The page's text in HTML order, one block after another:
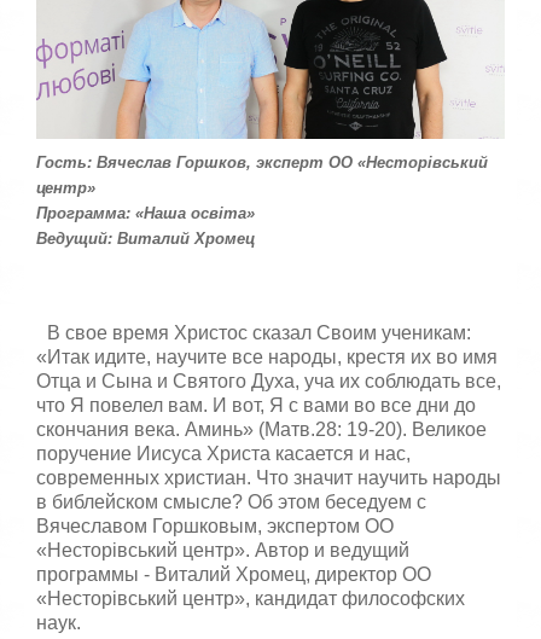
5
/
т
а
о
е
н
и
т
е
Гость: Вячеслав Горшков, эксперт ОО «Несторівський
центр»
Программа: «Наша освіта»
Ведущий: Виталий Хромец
В свое время Христос сказал Своим ученикам:
«Итак идите, научите все народы, крестя их во имя
Отца и Сына и Святого Духа, уча их соблюдать все,
что Я повелел вам. И вот, Я с вами во все дни до
скончания века. Аминь» (Матв.28: 19-20). Великое
поручение Иисуса Христа касается и нас,
современных христиан. Что значит научить народы
в библейском смысле? Об этом беседуем с
Вячеславом Горшковым, экспертом ОО
«Несторівський центр». Автор и ведущий
программы - Виталий Хромец, директор ОО
«Несторівський центр», кандидат философских
наук.